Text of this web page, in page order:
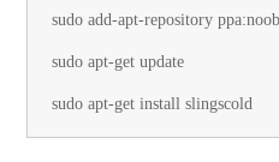
sudo add-apt-repository
sudo apt-get update
sudo apt-get install slingscold